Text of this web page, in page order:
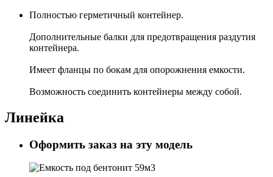
Полностью герметичный контейнер.
Дополнительные балки для предотвращения раздутия
контейнера.
Имеет фланцы по бокам для опорожнения емкости.
Возможность соединить контейнеры между собой.
Линейка
Оформить заказ на эту модель